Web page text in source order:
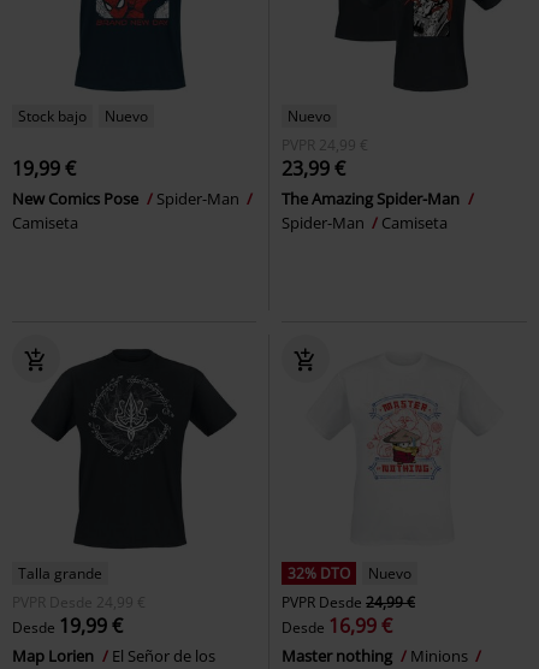
Stock bajo Nuevo
19,99 €
New Comics Pose
Spider-Man
Camiseta
Nuevo
PVPR 24,99 €
23,99 €
The Amazing Spider-Man
Spider-Man
Camiseta
Talla grande
PVPR
Desde 24,99 €
Desde 19,99 €
Map Lorien
El Señor de los
32% DTO
Nuevo
PVPR Desde 24,99 €
Desde 16,99 €
Master nothing
Minions